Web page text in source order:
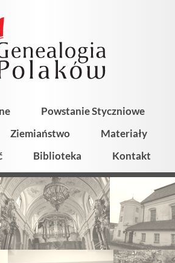
Powstanie Styczniowe
Ziemiaństwo
Materiały
Biblioteka Kontakt